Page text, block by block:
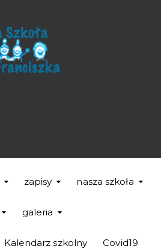
zapisy nasza szkoła
galeria
Kalendarz szkolny Covid19